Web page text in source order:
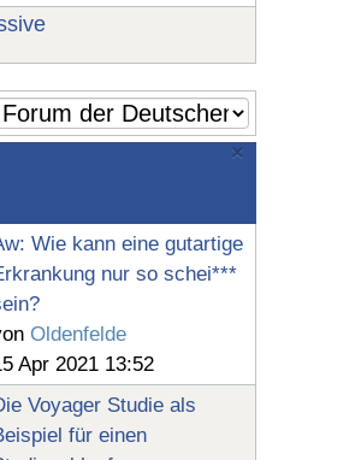
×
Wie kann eine gutartige
nur so schei***
Oldenfelde
Apr 2021 13:52
Voyager Studie als
für einen